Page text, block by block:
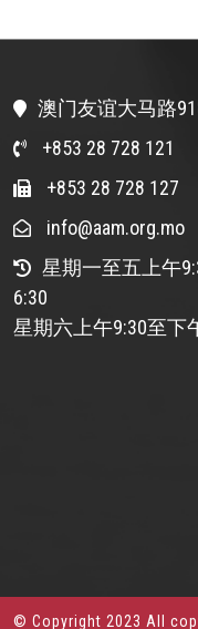
澳门友谊大马路
+853 28 728 121
+853 28 728 127
info@aam.org.mo
星期一至五上午
6:30
星期六上午9:30至下
© Copyright 2023 All